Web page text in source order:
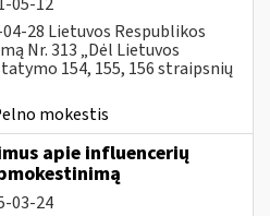
28 Lietuvos Respublikos
Nr. 313 „Dėl Lietuvos
154, 155, 156 straipsnių
mokestis
apie influencerių
03-24